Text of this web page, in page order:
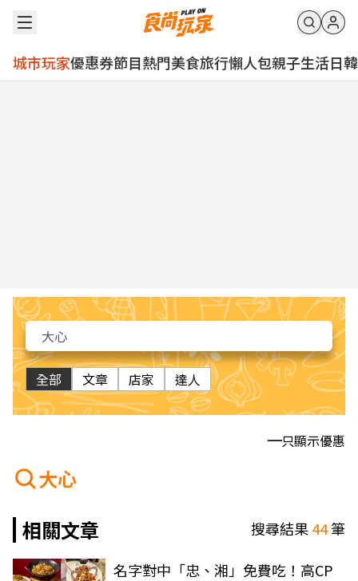
城市玩家優惠券節目熱門美食旅行懶人包親子生活日韓
全部 文章 店家 達人
只顯示優惠
大心
相關文章
搜尋結果44筆
名字對中「忠、湘」免費吃！高CP